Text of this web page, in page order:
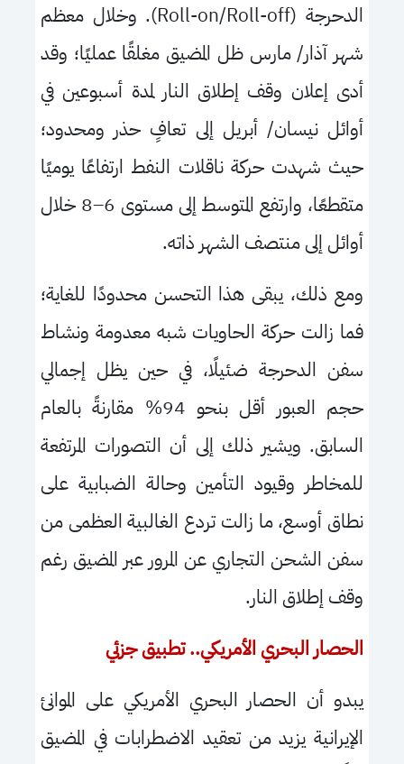
الدحرجة (Roll-on/Roll-off). وخلال معظم
شهر آذار/ مارس ظل المضيق مغلقًا عمليًا؛ وقد
أدى إعلان وقف إطلاق النار لمدة أسبوعين في
أوائل نيسان/ أبريل إلى تعافٍ حذر ومحدود؛
حيث شهدت حركة ناقلات النفط ارتفاعًا يوميًا
متقطعًا، وارتفع المتوسط إلى مستوى 6
–
8 خلال
أوائل إلى منتصف الشهر ذاته.
ومع ذلك، يبقى هذا التحسن محدودًا للغاية؛
فما زالت حركة الحاويات شبه معدومة ونشاط
سفن الدحرجة ضئيلًا، في حين يظل إجمالي
حجم العبور أقل بنحو 94% مقارنةً بالعام
السابق. ويشير ذلك إلى أن التصورات المرتفعة
للمخاطر وقيود التأمين وحالة الضبابية على
نطاق أوسع، ما زالت تردع الغالبية العظمى من
سفن الشحن التجاري عن المرور عبر المضيق رغم
وقف إطلاق النار.
الحصار البحري الأمريكي.. تطبيق جزئي
يبدو أن الحصار البحري الأمريكي على الموانئ
الإيرانية يزيد من تعقيد الاضطرابات في المضيق